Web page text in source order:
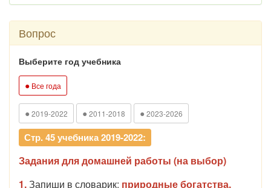
Вопрос
Выберите год учебника
● Все года
● 2019-2022 ● 2011-2018 ● 2023-2026
Стр. 45 учебника 2019-2022:
Задания для домашней работы (на выбор)
1.Запиши в словарик: природные богатства,